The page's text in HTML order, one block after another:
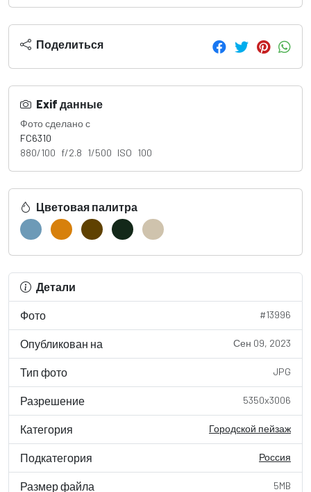
Поделиться
Exif данные
Фото сделано с
FC6310
880/100 f/2.8 1/500 ISO 100
Цветовая палитра
Детали
Фото #13996
Опубликован на Сен 09, 2023
Тип фото JPG
Разрешение 5350x3006
Категория Городской пейзаж
Подкатегория Россия
Размер файла 5MB